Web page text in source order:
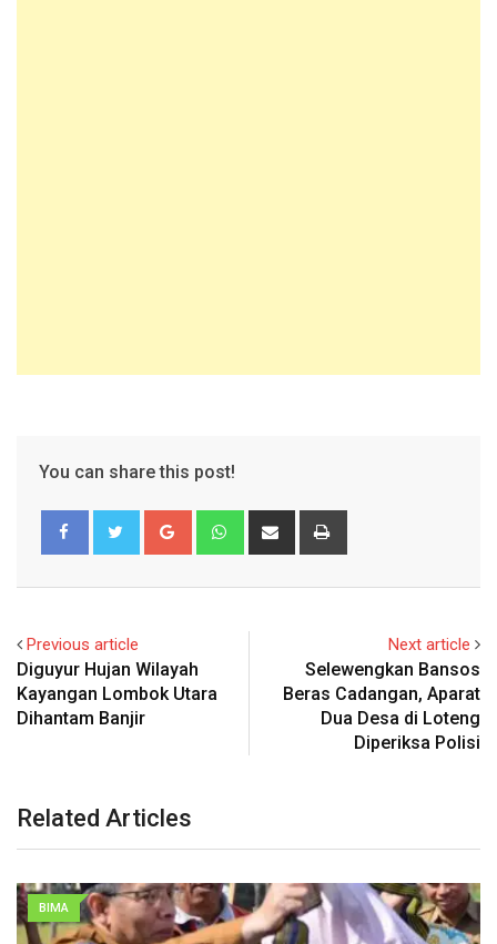
You can share this post!
Google+ WhatsappShare
Previous article
Diguyur Hujan Wilayah
Kayangan Lombok Utara
Dihantam Banjir
Next article
Selewengkan Bansos
Beras Cadangan, Aparat
Dua Desa di Loteng
Diperiksa Polisi
Related Articles
BIMA